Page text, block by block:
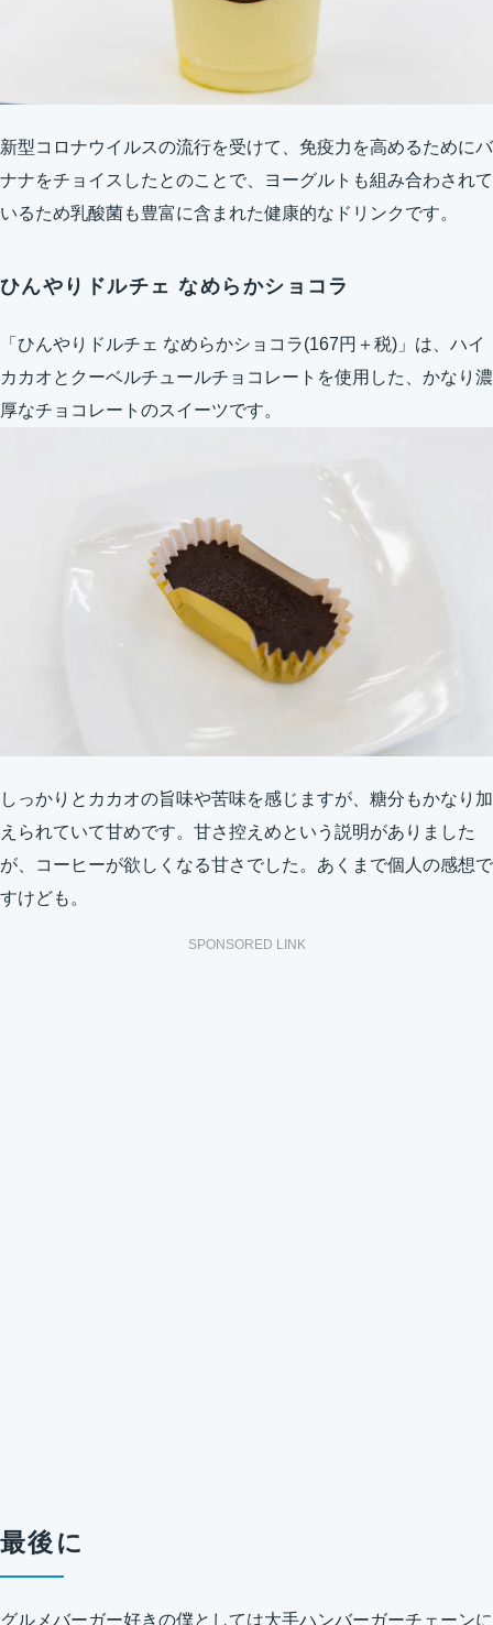
新型コロナウイルスの流行を受けて、免疫力を高めるためにバ
ナナをチョイスしたとのことで、ヨーグルトも組み合わされて
いるため乳酸菌も豊富に含まれた健康的なドリンクです。
ひんやりドルチェ なめらかショコラ
「ひんやりドルチェ なめらかショコラ(167円＋税)」は、ハイ
カカオとクーベルチュールチョコレートを使用した、かなり濃
厚なチョコレートのスイーツです。
しっかりとカカオの旨味や苦味を感じますが、糖分もかなり加
えられていて甘めです。甘さ控えめという説明がありました
が、コーヒーが欲しくなる甘さでした。あくまで個人の感想で
すけども。
SPONSORED LINK
最後に
グルメバーガー好きの僕としては大手ハンバーガーチェーンに